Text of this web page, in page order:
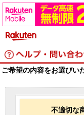
ご希望の内容をお選びい
不適切な